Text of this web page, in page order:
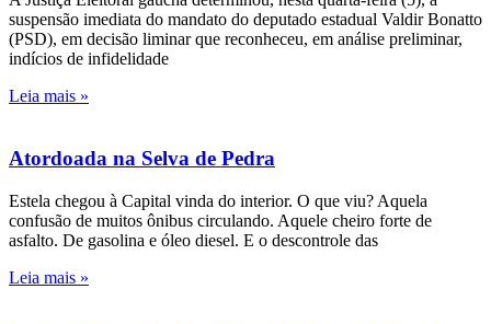
suspensão imediata do mandato do deputado estadual Valdir Bonatto
(PSD), em decisão liminar que reconheceu, em análise preliminar,
indícios de infidelidade
Leia mais »
Atordoada na Selva de Pedra
Estela chegou à Capital vinda do interior. O que viu? Aquela
confusão de muitos ônibus circulando. Aquele cheiro forte de
asfalto. De gasolina e óleo diesel. E o descontrole das
Leia mais »